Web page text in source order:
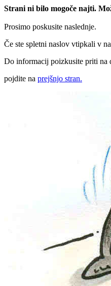
Strani ni bilo mogoče najti.
Prosimo poskusite naslednje.
Če ste spletni naslov vtipkali v
Do informacij poizkusite priti na
pojdite na prejšnjo stran.